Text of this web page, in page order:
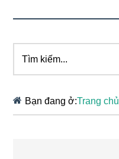
kiếm...
Bạn đang ở:Trang chủ